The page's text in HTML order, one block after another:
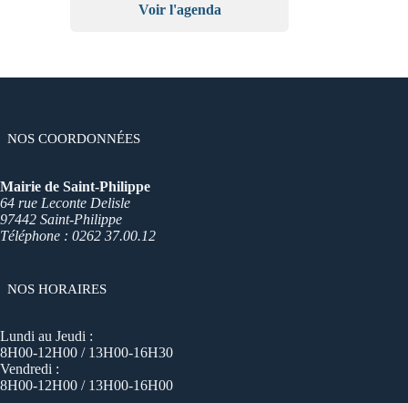
Voir l'agenda
NOS COORDONNÉES
Mairie de Saint-Philippe
64 rue Leconte Delisle
97442 Saint-Philippe
Téléphone : 0262 37.00.12
NOS HORAIRES
Lundi au Jeudi :
8H00-12H00 / 13H00-16H30
Vendredi :
8H00-12H00 / 13H00-16H00